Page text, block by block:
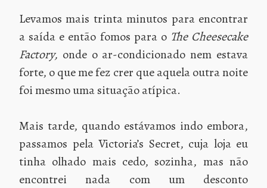
Levamos mais trinta minutos para encontrar
a saída e então fomos para o The Cheesecake
Factory, onde o ar-condicionado nem estava
forte, o que me fez crer que aquela outra noite
foi mesmo uma situação atípica.
Mais tarde, quando estávamos indo embora,
passamos pela Victoria’s Secret, cuja loja eu
tinha olhado mais cedo, sozinha, mas não
encontrei nada com um desconto